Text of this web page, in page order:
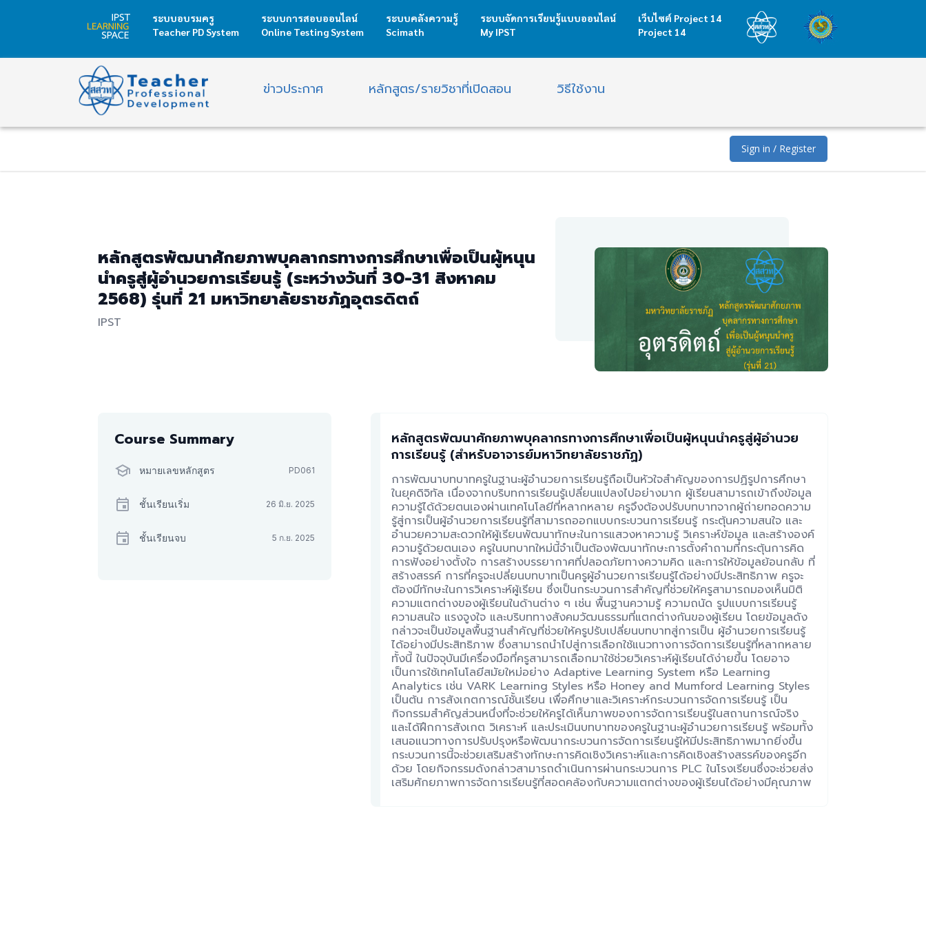
ระบบอบรมครู
Teacher PD System
ระบบการสอบออนไลน์
Online Testing System
ระบบคลังความรู้
Scimath
ระบบจัดการเรียนรู้แบบออนไลน์
My IPST
เว็บไซต์ Project 14
Project 14
ข่าวประกาศ หลักสูตร/รายวิชาที่เปิดสอน วิธีใช้งาน
Sign in / Register
หลักสูตรพัฒนาศักยภาพบุคลากรทางการศึกษาเพื่อเป็นผู้หนุน
นำครูสู่ผู้อำนวยการเรียนรู้ (ระหว่างวันที่ 30-31 สิงหาคม
2568) รุ่นที่ 21 มหาวิทยาลัยราชภัฏอุตรดิตถ์
IPST
Course Summary
หมายเลขหลักสูตร PD061
ชั้นเรียนเริ่ม 26 มิ.ย. 2025
ชั้นเรียนจบ 5 ก.ย. 2025
หลักสูตรพัฒนาศักยภาพบุคลากรทางการศึกษาเพื่อเป็นผู้หนุนนำครูสู่ผู้อำนวย
การเรียนรู้ (สำหรับอาจารย์มหาวิทยาลัยราชภัฏ)
การพัฒนาบทบาทครูในฐานะผู้อำนวยการเรียนรู้ถือเป็นหัวใจสำคัญของการปฏิรูปการศึกษา
ในยุคดิจิทัล เนื่องจากบริบทการเรียนรู้เปลี่ยนแปลงไปอย่างมาก ผู้เรียนสามารถเข้าถึงข้อมูล
ความรู้ได้ด้วยตนเองผ่านเทคโนโลยีที่หลากหลาย ครูจึงต้องปรับบทบาทจากผู้ถ่ายทอดความ
รู้สู่การเป็นผู้อำนวยการเรียนรู้ที่สามารถออกแบบกระบวนการเรียนรู้ กระตุ้นความสนใจ และ
อำนวยความสะดวกให้ผู้เรียนพัฒนาทักษะในการแสวงหาความรู้ วิเคราะห์ข้อมูล และสร้างองค์
ความรู้ด้วยตนเอง ครูในบทบาทใหม่นี้จำเป็นต้องพัฒนาทักษะการตั้งคำถามที่กระตุ้นการคิด
การฟังอย่างตั้งใจ การสร้างบรรยากาศที่ปลอดภัยทางความคิด และการให้ข้อมูลย้อนกลับ ที่
สร้างสรรค์ การที่ครูจะเปลี่ยนบทบาทเป็นครูผู้อำนวยการเรียนรู้ได้อย่างมีประสิทธิภาพ ครูจะ
ต้องมีทักษะในการวิเคราะห์ผู้เรียน ซึ่งเป็นกระบวนการสำคัญที่ช่วยให้ครูสามารถมองเห็นมิติ
ความแตกต่างของผู้เรียนในด้านต่าง ๆ เช่น พื้นฐานความรู้ ความถนัด รูปแบบการเรียนรู้
ความสนใจ แรงจูงใจ และบริบททางสังคมวัฒนธรรมที่แตกต่างกันของผู้เรียน โดยข้อมูลดัง
กล่าวจะเป็นข้อมูลพื้นฐานสำคัญที่ช่วยให้ครูปรับเปลี่ยนบทบาทสู่การเป็น ผู้อำนวยการเรียนรู้
ได้อย่างมีประสิทธิภาพ ซึ่งสามารถนำไปสู่การเลือกใช้แนวทางการจัดการเรียนรู้ที่หลากหลาย
ทั้งนี้ ในปัจจุบันมีเครื่องมือที่ครูสามารถเลือกมาใช้ช่วยวิเคราะห์ผู้เรียนได้ง่ายขึ้น โดยอาจ
เป็นการใช้เทคโนโลยีสมัยใหม่อย่าง Adaptive Learning System หรือ Learning
Analytics เช่น VARK Learning Styles หรือ Honey and Mumford Learning Styles
เป็นต้น การสังเกตการณ์ชั้นเรียน เพื่อศึกษาและวิเคราะห์กระบวนการจัดการเรียนรู้ เป็น
กิจกรรมสำคัญส่วนหนึ่งที่จะช่วยให้ครูได้เห็นภาพของการจัดการเรียนรู้ในสถานการณ์จริง
และได้ฝึกการสังเกต วิเคราะห์ และประเมินบทบาทของครูในฐานะผู้อำนวยการเรียนรู้ พร้อมทั้ง
เสนอแนวทางการปรับปรุงหรือพัฒนากระบวนการจัดการเรียนรู้ให้มีประสิทธิภาพมากยิ่งขึ้น
กระบวนการนี้จะช่วยเสริมสร้างทักษะการคิดเชิงวิเคราะห์และการคิดเชิงสร้างสรรค์ของครูอีก
ด้วย โดยกิจกรรมดังกล่าวสามารถดำเนินการผ่านกระบวนการ PLC ในโรงเรียนซึ่งจะช่วยส่ง
เสริมศักยภาพการจัดการเรียนรู้ที่สอดคล้องกับความแตกต่างของผู้เรียนได้อย่างมีคุณภาพ